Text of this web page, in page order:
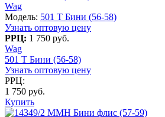
Wag
Модель: 501 T Бини (56-58)
Узнать оптовую цену
РРЦ: 1 750 руб.
Wag
501 T Бини (56-58)
Узнать оптовую цену
РРЦ:
1 750 руб.
Купить